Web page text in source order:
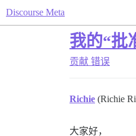
Discourse Meta
我的“批
贡献 错误
Richie (Richie
大家好，